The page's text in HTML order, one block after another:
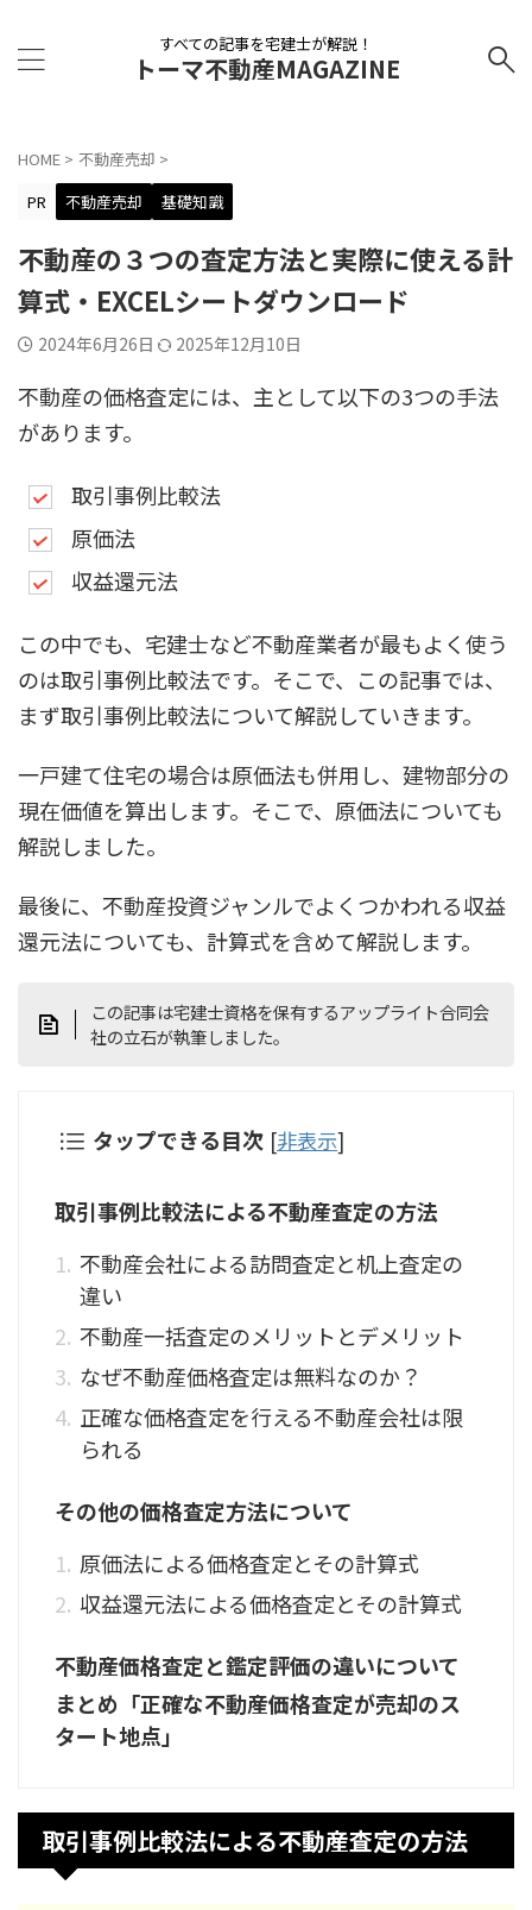
すべての記事を宅建士が解説！
トーマ不動産MAGAZINE
HOME > 不動産売却 >
PR
不動産売却 基礎知識
不動産の３つの査定方法と実際に使える計
算式・EXCELシートダウンロード
2024年6月26日 2025年12月10日
不動産の価格査定には、主として以下の3つの手法
があります。
取引事例比較法
原価法
収益還元法
この中でも、宅建士など不動産業者が最もよく使う
のは取引事例比較法です。そこで、この記事では、
まず取引事例比較法について解説していきます。
一戸建て住宅の場合は原価法も併用し、建物部分の
現在価値を算出します。そこで、原価法についても
解説しました。
最後に、不動産投資ジャンルでよくつかわれる収益
還元法についても、計算式を含めて解説します。
この記事は宅建士資格を保有するアップライト合同会
社の立石が執筆しました。
タップできる目次 [非表示]
取引事例比較法による不動産査定の方法
不動産会社による訪問査定と机上査定の
違い
不動産一括査定のメリットとデメリット
なぜ不動産価格査定は無料なのか？
正確な価格査定を行える不動産会社は限
られる
その他の価格査定方法について
原価法による価格査定とその計算式
収益還元法による価格査定とその計算式
不動産価格査定と鑑定評価の違いについて
まとめ「正確な不動産価格査定が売却のス
タート地点」
取引事例比較法による不動産査定の方法